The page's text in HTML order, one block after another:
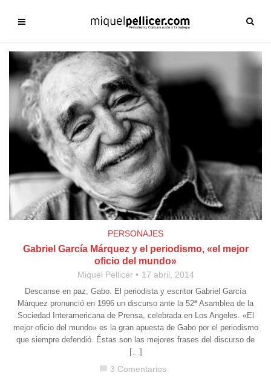
PERSONAJES
Gabriel García Márquez y el periodismo, «el mejor
oficio del mundo»
Miquel Pellicer 17 abril, 2014
Descanse en paz, Gabo. El periodista y escritor Gabriel García
Márquez pronunció en 1996 un discurso ante la 52ª Asamblea de la
Sociedad Interamericana de Prensa, celebrada en Los Angeles. «El
mejor oficio del mundo» es la gran apuesta de Gabo por el periodismo
que siempre defendió. Éstas son las mejores frases del discurso de
[…]
3 Comentarios